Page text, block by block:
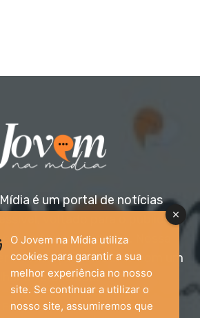
é um portal de notícias
voltado para o público
a todas as idades. Nossa
informação relevante com um
olhar diferenciado.
Entre em contato:
O Jovem na Mídia utiliza
cookies para garantir a sua
melhor experiência no nosso
site. Se continuar a utilizar o
nosso site, assumiremos que